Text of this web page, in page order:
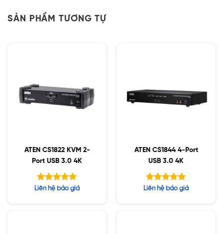
SẢN PHẨM TƯƠNG TỰ
ATEN CS1822 KVM 2-
Port USB 3.0 4K
Được xếp
Liên hệ báo giá
ATEN CS1844 4-Port
USB 3.0 4K
Được xếp
Liên hệ báo giá